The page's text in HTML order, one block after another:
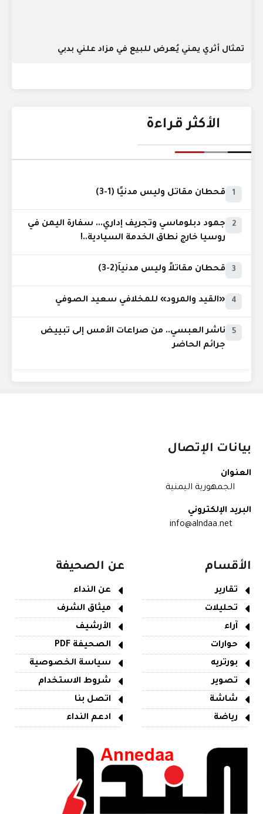
تمثال أثري يمني يُعرض للبيع في مزاد علني بدبي
الأكثر قراءة
1 قحطان مقاتل وليس مدنيًا (1-3)
2
جمود دبلوماسي وتجريف إداري... سفارة اليمن في
روسيا خارج نطاق الخدمة السيادية..!
3 قحطان مقاتلاً وليس مدنياً(2-3)
4 «القيد والمرود» للمخلافي سعيد الصوفي
5
ناشر العبسي.. من صراعات الأمس إلى تبييض
جرائم الحاضر
بيانات الإتصال
العنوان
الجمهورية اليمنية
البريد الإلكتروني
info@alndaa.net
الأقسام
تقارير
تحليلات
آراء
حوارات
بورتريه
تصوير
شاشة
رياضة
عن الصحيفة
عن النداء
ميثاق الشرف
الأرشيف
الصحيفة PDF
سياسة الخصوصية
شروط الاستخدام
اتصل بنا
ادعم النداء